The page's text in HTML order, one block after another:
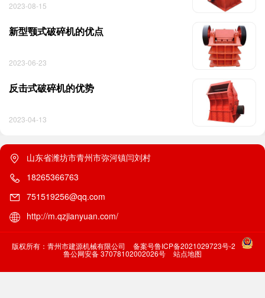
2023-08-15
新型颚式破碎机的优点
2023-06-23
反击式破碎机的优势
2023-04-13
山东省潍坊市青州市弥河镇闫刘村
18265366763
751519256@qq.com
http://m.qzjianyuan.com/
版权所有：青州市建源机械有限公司 备案号鲁ICP备2021029723号-2
鲁公网安备 37078102002026号 站点地图